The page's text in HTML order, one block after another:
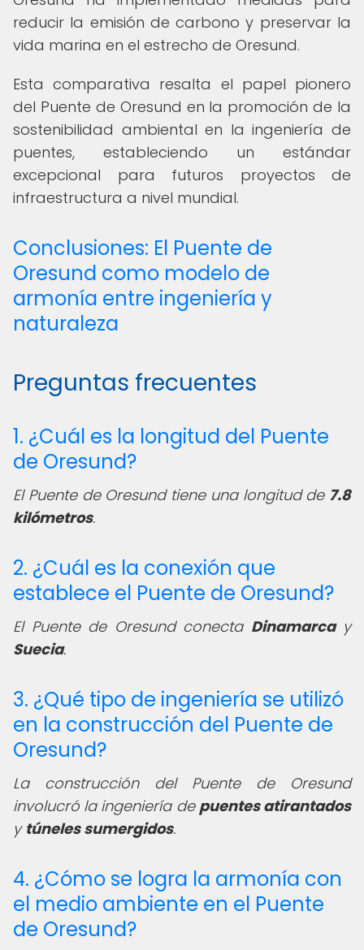
reducir la emisión de carbono y preservar la
vida marina en el estrecho de Oresund.
Esta comparativa resalta el papel pionero
del Puente de Oresund en la promoción de la
sostenibilidad ambiental en la ingeniería de
puentes, estableciendo un estándar
excepcional para futuros proyectos de
infraestructura a nivel mundial.
Conclusiones: El Puente de
Oresund como modelo de
armonía entre ingeniería y
naturaleza
Preguntas frecuentes
1. ¿Cuál es la longitud del Puente
de Oresund?
El Puente de Oresund tiene una longitud de 7.8
kilómetros.
2. ¿Cuál es la conexión que
establece el Puente de Oresund?
El Puente de Oresund conecta Dinamarcay
Suecia.
3. ¿Qué tipo de ingeniería se utilizó
en la construcción del Puente de
Oresund?
La construcción del Puente de Oresund
involucró la ingeniería de puentes atirantados
y túneles sumergidos.
4. ¿Cómo se logra la armonía con
el medio ambiente en el Puente
de Oresund?